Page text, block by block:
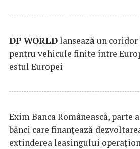
DP WORLDlansează un
pentru vehicule finite între
estul Europei
Exim Banca Românească, parte
bănci care finanțează
extinderea leasingului